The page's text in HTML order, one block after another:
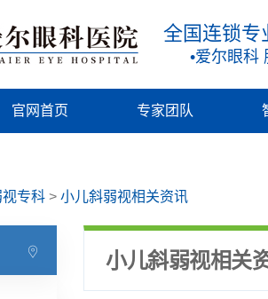
全国连锁专
•爱尔眼科
官网首页 专家团队
专科 > 小儿斜弱视相关资讯
小儿斜弱视相关